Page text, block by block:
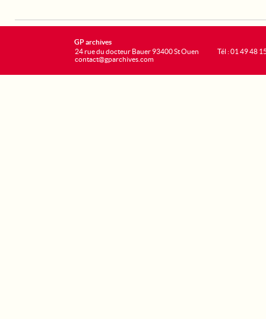
GP archives
24 rue du docteur Bauer 93400 St Ouen
contact@gparchives.com
Tél : 01 49 48